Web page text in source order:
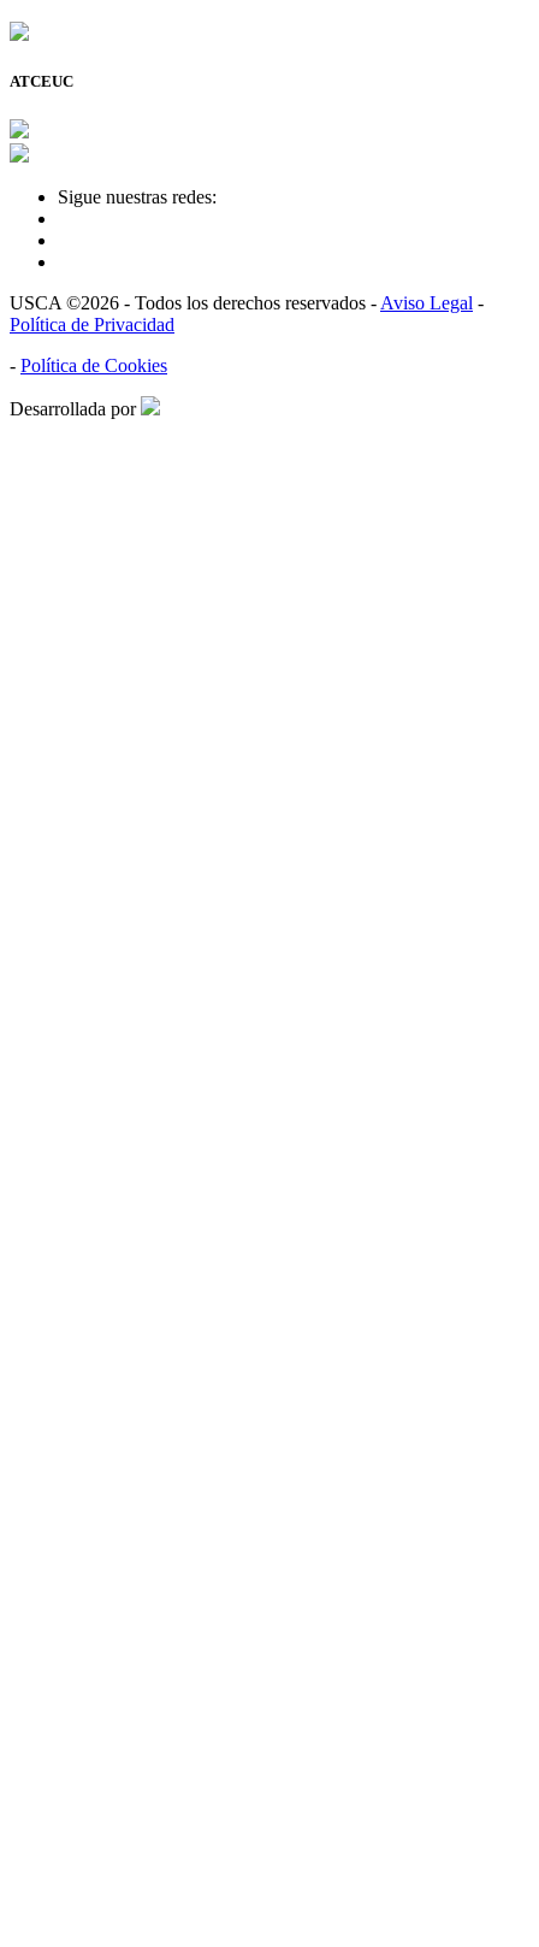
ATCEUC
Sigue nuestras redes:
USCA ©2026 - Todos los derechos reservados - Aviso Legal -
Política de Privacidad
- Política de Cookies
Desarrollada por